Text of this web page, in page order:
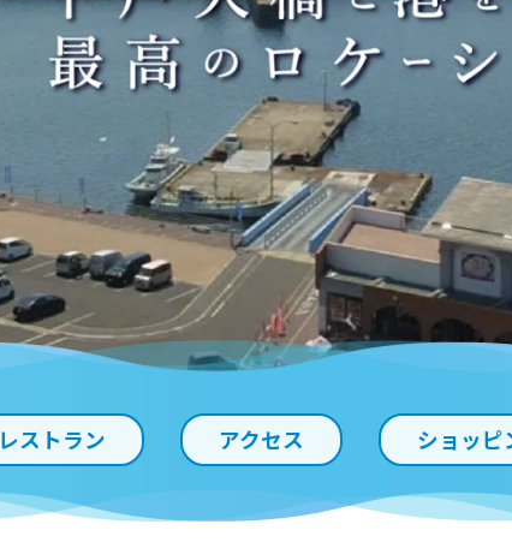
レストラン アクセス ショッピ